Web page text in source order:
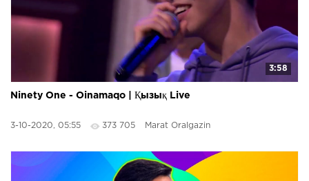
3:58
Ninety One - Oinamaqo | Қызық Live
3-10-2020, 05:55 373 705 Marat Oralgazin